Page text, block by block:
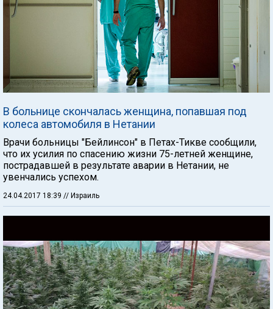
В больнице скончалась женщина, попавшая под
колеса автомобиля в Нетании
Врачи больницы "Бейлинсон" в Петах-Тикве сообщили,
что их усилия по спасению жизни 75-летней женщине,
пострадавшей в результате аварии в Нетании, не
увенчались успехом.
24.04.2017 18:39 // Израиль